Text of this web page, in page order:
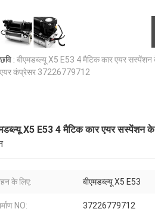
: बीएमडब्ल्यू X5 E53 4 मैटिक कार एयर सस्पेंशन
एयर कंप्रेसर 37226779712
X5 E53 4 मैटिक कार एयर सस्पेंशन
के लिए: बीएमडब्ल्यू X5 E53
NO: 37226779712